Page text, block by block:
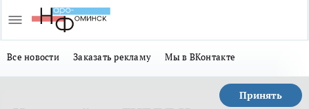
Все новости Заказать рекламу Мы в ВКонтакте
Принять